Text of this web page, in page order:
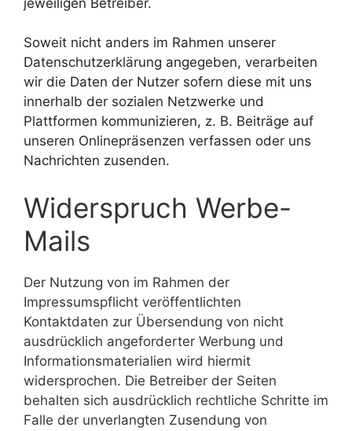
Soweit nicht anders im Rahmen unserer
Datenschutzerklärung angegeben, verarbeiten
wir die Daten der Nutzer sofern diese mit uns
innerhalb der sozialen Netzwerke und
Plattformen kommunizieren, z. B. Beiträge auf
unseren Onlinepräsenzen verfassen oder uns
Nachrichten zusenden.
Widerspruch Werbe-
Mails
Der Nutzung von im Rahmen der
Impressumspflicht veröffentlichten
Kontaktdaten zur Übersendung von nicht
ausdrücklich angeforderter Werbung und
Informationsmaterialien wird hiermit
widersprochen. Die Betreiber der Seiten
behalten sich ausdrücklich rechtliche Schritte im
Falle der unverlangten Zusendung von